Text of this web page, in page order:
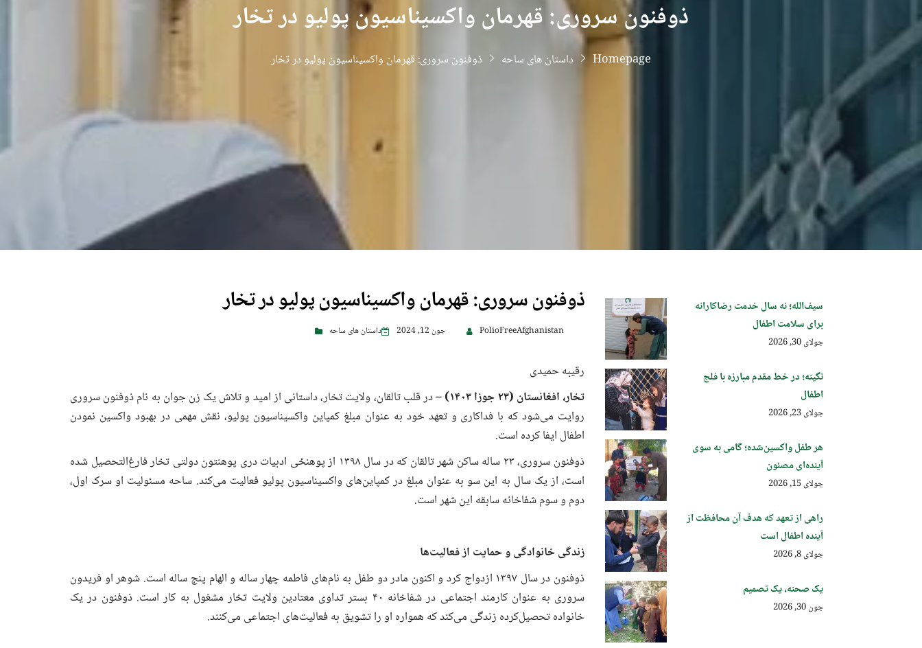
ذوفنون سروری: قهرمان واکسیناسیون پولیو در تخار
Homepage داستان های ساحه ذوفنون سروری: قهرمان واکسیناسیون پولیو در تخار
ذوفنون سروری: قهرمان واکسیناسیون پولیو در تخار
PolioFreeAfghanistan جون 12, 2024 داستان های ساحه
رقیبه حمیدی
تخار، افغانستان (۲۳جوزا۱۴۰۳) –در قلب تالقان، ولایت تخار، داستانی از امید و تلاش یک زن جوان به نام ذوفنون سروری
روایت می‌شود که با فداکاری و تعهد خود به عنوان مبلغ کمپاین واکسیناسیون پولیو، نقش مهمی در بهبود واکسین نمودن
اطفال ایفا کرده است.
ذوفنون سروری، ۲۳ ساله ساکن شهر تالقان که در سال ۱۳۹۸ از پوهنځی ادبیات دری پوهنتون دولتی تخار فارغ‌التحصیل شده
است، از یک سال به این سو به عنوان مبلغ در کمپاین‌های واکسیناسیون پولیو فعالیت می‌کند. ساحه مسئولیت او سرک اول،
دوم و سوم شفاخانه سابقه این شهر است.
زندگی خانوادگی و حمایت از فعالیت‌ها
ذوفنون در سال ۱۳۹۷ ازدواج کرد و اکنون مادر دو طفل به نام‌های فاطمه چهار ساله و الهام پنج ساله است. شوهر او فریدون
سروری به عنوان کارمند اجتماعی در شفاخانه ۴۰ بستر تداوی معتادین ولایت تخار مشغول به کار است. ذوفنون در یک
خانواده تحصیل‌کرده زندگی می‌کند که همواره او را تشویق به فعالیت‌های اجتماعی می‌کنند.
سیف‌الله؛ نه سال خدمت رضاکارانه
برای سلامت اطفال
جولای 30, 2026
نگینه؛ در خط مقدم مبارزه با فلج
اطفال
جولای 23, 2026
هر طفل واکسین‌شده؛ گامی به سوی
آینده‌ای مصئون
جولای 15, 2026
راهی از تعهد که هدف آن محافظت از
آینده اطفال است
جولای 8, 2026
یک صحنه، یک تصمیم
جون 30, 2026